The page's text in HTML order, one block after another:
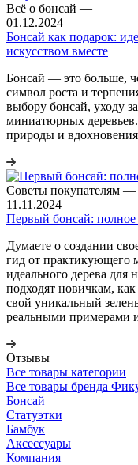
Всё о бонсай —
01.12.2024
Бонсай как подарок:
искусством вместе
Бонсай — это больше,
символ роста и
выбору бонсай, уходу
миниатюрных
природы и
Советы покупателям —
11.11.2024
Первый бонсай: полное
Думаете о создании
гид от практикующего
идеального дерева
подходят новичкам,
свой уникальный
реальными примерами
Отзывы
Все товары категории
Все товары бренда
Бонсай
Статуэтки
Бамбук
Аксессуары
Компания